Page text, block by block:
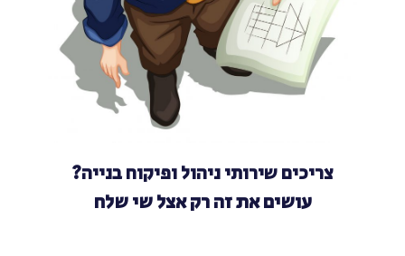
צריכים שירותי ניהול ופיקוח בנייה?
עושים את זה רק אצל שי שלח